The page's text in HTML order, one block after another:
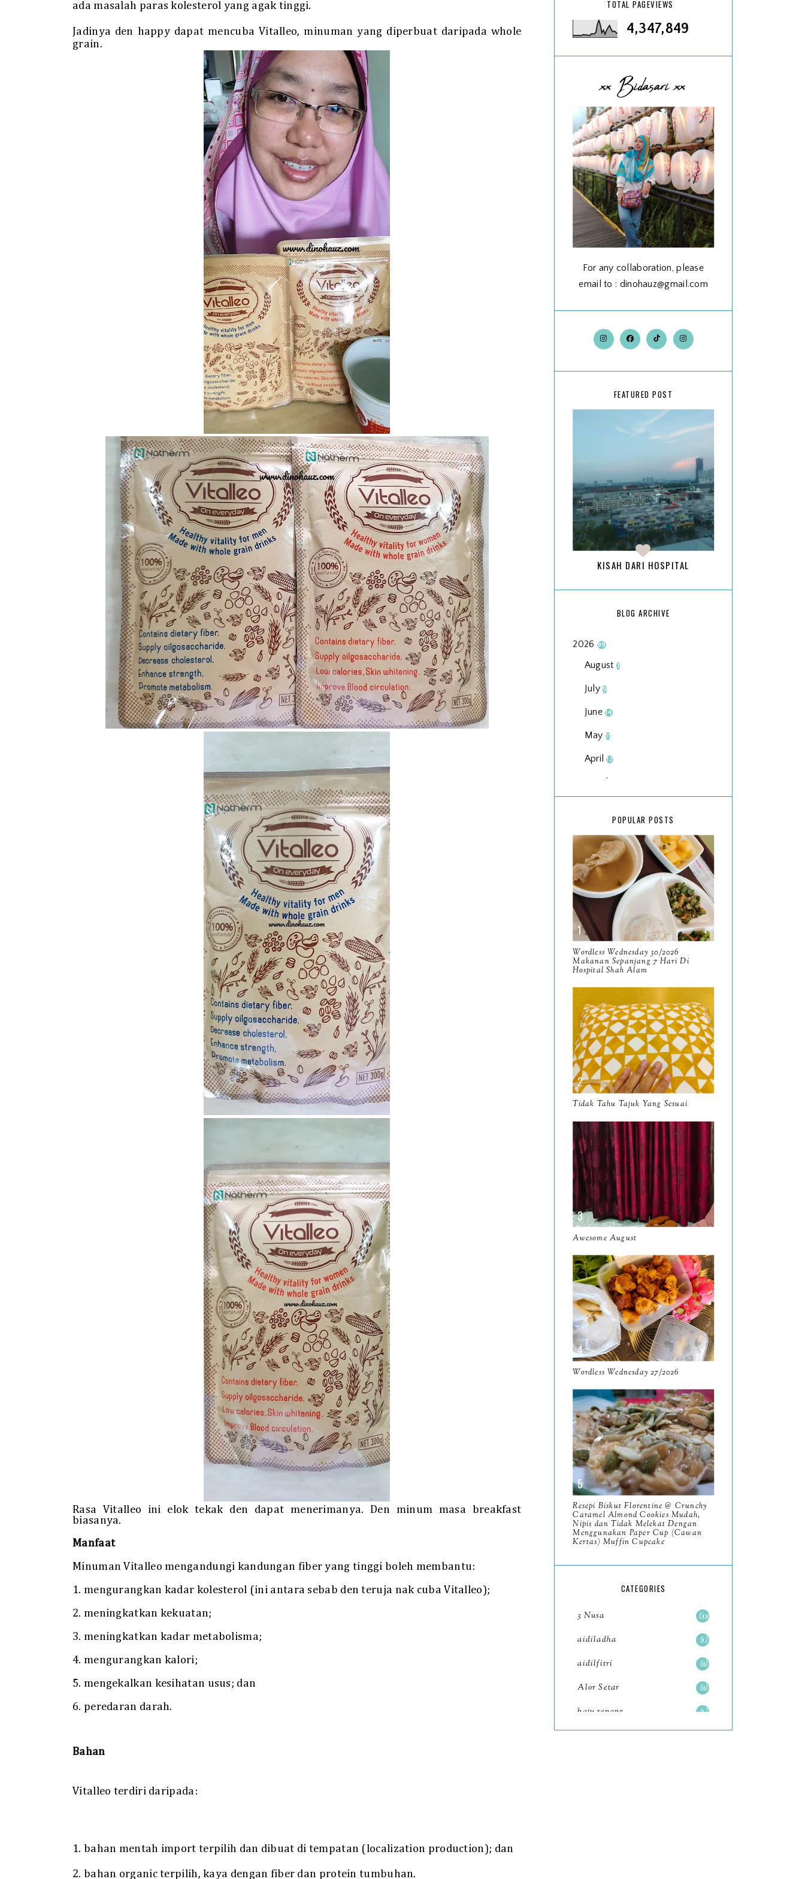
ada masalah paras kolesterol yang agak tinggi.
Jadinya den happy dapat mencuba Vitalleo, minuman yang diperbuat daripada whole
grain.
Rasa Vitalleo ini elok tekak den dapat menerimanya. Den minum masa breakfast
biasanya.
Manfaat
Minuman Vitalleo mengandungi kandungan fiber yang tinggi boleh membantu:
1. mengurangkan kadar kolesterol (ini antara sebab den teruja nak cuba Vitalleo);
2. meningkatkan kekuatan;
3. meningkatkan kadar metabolisma;
4. mengurangkan kalori;
5. mengekalkan kesihatan usus; dan
6. peredaran darah.
Bahan
Vitalleo terdiri daripada:
1. bahan mentah import terpilih dan dibuat di tempatan (localization production); dan
2. bahan organic terpilih, kaya dengan fiber dan protein tumbuhan.
TOTAL PAGEVIEWS
4,347,849
xx Bidasari xx
For any collaboration, please
email to : dinohauz@gmail.com
FEATURED POST
KISAH DARI HOSPITAL
BLOG ARCHIVE
2026 99
August 3
July9
June14
May 11
April12
March
2025134
December15
November
October 13
September
August8
June10
May9
April9
March11
January 14
2024130
December 19
November 12
October
September13
August9
July12
June
May11
April 13
March11
February9
January6
202393
December 11
November8
October11
POPULAR POSTS
Wordless Wednesday 30/2026
Makanan Sepanjang 7 Hari Di
Hospital Shah Alam
Tidak Tahu Tajuk Yang Sesuai
Awesome August
Wordless Wednesday 27/2026
Resepi Biskut Florentine @ Crunchy
Caramel Almond Cookies Mudah,
Nipis dan Tidak Melekat Dengan
Menggunakan Paper Cup (Cawan
Kertas) Muffin Cupcake
CATEGORIES
3 Nusa 33
aidiladha 1
aidilfitri 2
Alor Setar 2
baju renang 1